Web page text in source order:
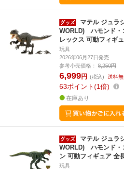
マテル ジュラ
WORLD) ハモンド・
レックス 可動フィギ
玩具
2026年06月27日発売
参考小売価格：
8,250円
6,999円 (税込) 送料
63ポイント 1倍
在庫あり
マテル ジュラ
WORLD) ハモンド・
ン 可動フィギュア 全
玩具